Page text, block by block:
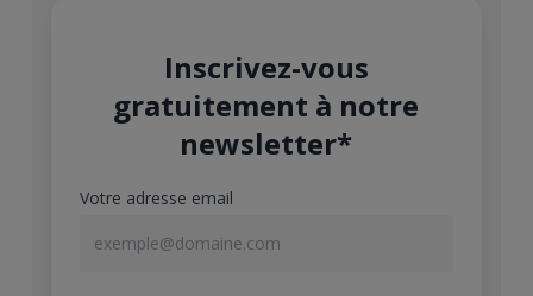
Inscrivez-vous
gratuitement à notre
newsletter*
Votre adresse email